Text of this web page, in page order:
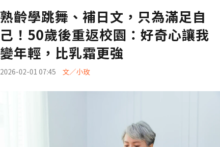
熟齡學跳舞、補日文，只為滿足自
己！50歲後重返校園：好奇心讓我
變年輕，比乳霜更強
2026-02-01 07:45 文／小玫